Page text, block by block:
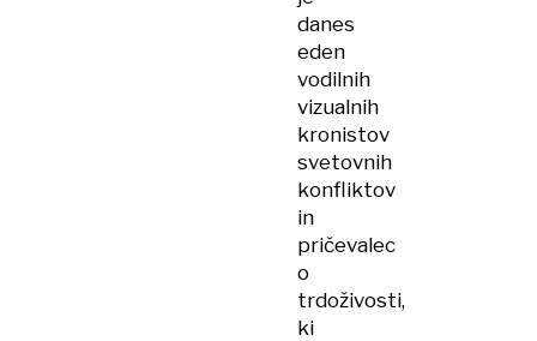
danes
eden
vodilnih
vizualnih
kronistov
svetovnih
konfliktov
in
pričevalec
o
trdoživosti,
ki